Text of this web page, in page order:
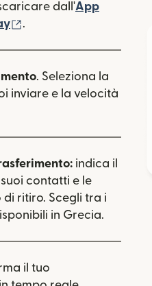
dall'App
finestra)
.
. Seleziona la
inviare e la velocità
indica il
contatti e le
ritiro. Scegli tra i
in Grecia.
il tuo